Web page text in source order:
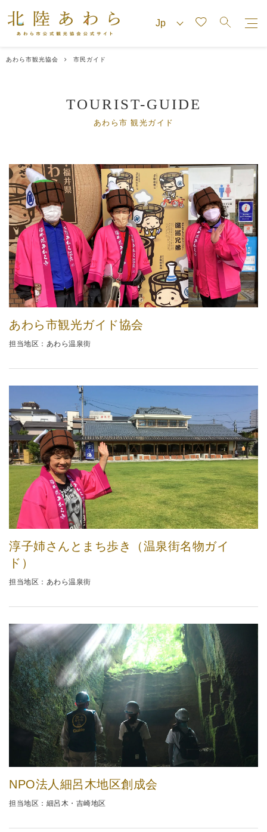
あわら市観光協会 市民ガイド
TOURIST-GUIDE
あわら市 観光ガイド
あわら市観光ガイド協会
担当地区：あわら温泉街
淳子姉さんとまち歩き（温泉街名物ガイ
ド）
担当地区：あわら温泉街
NPO法人細呂木地区創成会
担当地区：細呂木・吉崎地区